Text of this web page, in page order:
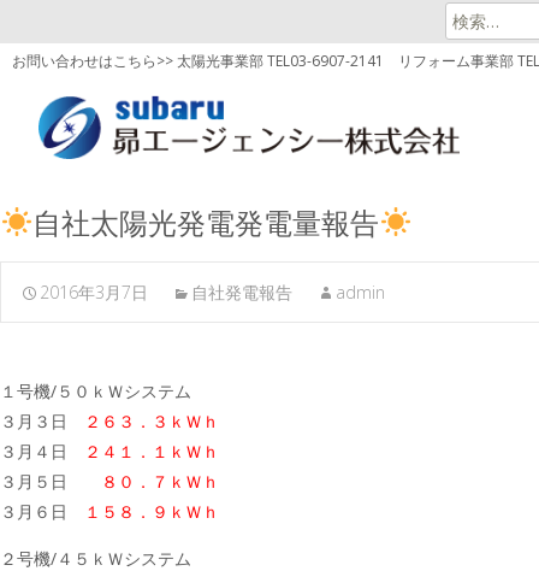
検
索:
お問い合わせはこちら>> 太陽光事業部 TEL03-6907-2141 リフォーム事業部
自社太陽光発電発電量報告
2016年3月7日 自社発電報告 admin
１号機/５０ｋＷシステム
３月３日
２６３．３ｋＷｈ
３月４日
２４１．１ｋＷｈ
３月５日
８０．７ｋＷｈ
３月６日
１５８．９ｋＷｈ
２号機/４５ｋＷシステム